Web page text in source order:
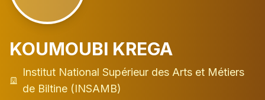
KOUMOUBI KREGA
Institut National Supérieur des Arts et Métiers
de Biltine (INSAMB)